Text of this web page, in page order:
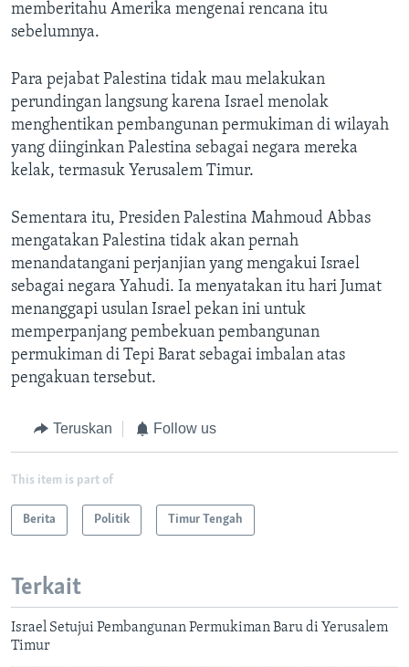
memberitahu Amerika mengenai rencana itu
sebelumnya.
Para pejabat Palestina tidak mau melakukan
perundingan langsung karena Israel menolak
menghentikan pembangunan permukiman di wilayah
yang diinginkan Palestina sebagai negara mereka
kelak, termasuk Yerusalem Timur.
Sementara itu, Presiden Palestina Mahmoud Abbas
mengatakan Palestina tidak akan pernah
menandatangani perjanjian yang mengakui Israel
sebagai negara Yahudi. Ia menyatakan itu hari Jumat
menanggapi usulan Israel pekan ini untuk
memperpanjang pembekuan pembangunan
permukiman di Tepi Barat sebagai imbalan atas
pengakuan tersebut.
Teruskan Follow us
This item is part of
Berita Politik Timur Tengah
Terkait
Israel Setujui Pembangunan Permukiman Baru di Yerusalem
Timur